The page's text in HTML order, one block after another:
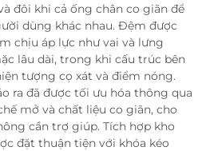
đôi khi cả ống chân co giãn để
dùng khác nhau. Đệm được
chịu áp lực như vai và lưng
lâu dài, trong khi cấu trúc bên
tượng cọ xát và điểm nóng.
ra đã được tối ưu hóa thông qua
mở và chất liệu co giãn, cho
cần trợ giúp. Tích hợp kho
đặt thuận tiện với khóa kéo